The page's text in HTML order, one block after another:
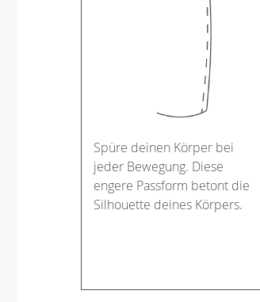
Spüre deinen Körper bei
jeder Bewegung. Diese
engere Passform betont die
Silhouette deines Körpers.